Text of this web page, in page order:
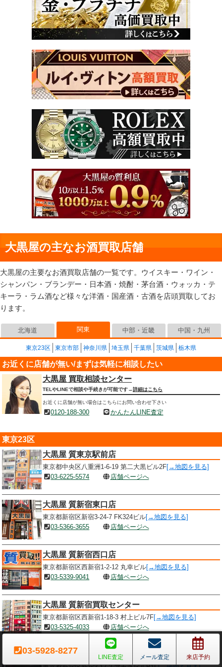
大黒屋の主なお酒買取店舗
大黒屋の主要なお酒買取店舗の一覧です。ウイスキー・ワイン・
シャンパン・ブランデー・日本酒・焼酎・茅台酒・ウォッカ・テ
キーラ・ラム酒など様々な洋酒・国産酒・古酒を店頭買取してお
ります。
北海道 関東 中部・近畿 中国・九州
東京23区 東京市部 神奈川県 埼玉県 千葉県 茨城県 栃木県
お近くに店舗が無い/まずは気軽に相談したい
大黒屋 買取相談センター
TELやLINEで相談や手続きが可能です→詳細はこちら
お近くに店舗が無い場合はこちらにお問い合わせ下さい
0120-188-300 かんたんLINE査定
東京23区
大黒屋 質東京駅前店
東京都中央区八重洲1-6-19 第二大黒ビル2F[→地図を見る]
03-6225-5574
店舗ページへ
大黒屋 質新宿東口店
東京都新宿区新宿3-24-7 FK324ビル[→地図を見る]
03-5366-3655
店舗ページへ
大黒屋 質新宿西口店
東京都新宿区西新宿1-2-12 丸幸ビル[→地図を見る]
03-5339-9041
店舗ページへ
大黒屋 質新宿買取センター
東京都新宿区西新宿1-18-3 村上ビル7F[→地図を見る]
03-5325-4033
店舗ページへ
大黒屋 質新宿通り店
03-5928-8277
LINE査定 メール査定 来店予約